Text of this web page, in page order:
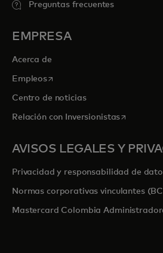
Preguntas frecuentes
EMPRESA
Acerca de
Empleosse abre en una pestaña nueva
Centro de noticias
Relación con Inversionistasse abre en
AVISOS LEGALES Y
Privacidad y responsabilidad de
Normas corporativas vinculantes
Mastercard Colombia